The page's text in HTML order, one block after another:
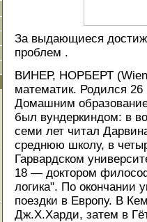
За выдающиеся
проблем .
ВИНЕР, НОРБЕРТ
математик. Родился
Домашним
был вундеркиндом: в
семи лет читал
среднюю школу, в
Гарвардском
18 — доктором
логика". По окончании
поездки в Европу. В
Дж.Х.Харди, затем в